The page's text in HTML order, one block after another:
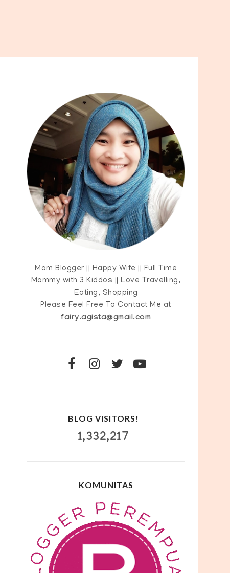
Mom Blogger || Happy Wife || Full Time
Mommy with 3 Kiddos || Love Travelling,
Eating, Shopping
Please Feel Free To Contact Me at
fairy.agista@gmail.com
BLOG VISITORS!
1,332,217
KOMUNITAS